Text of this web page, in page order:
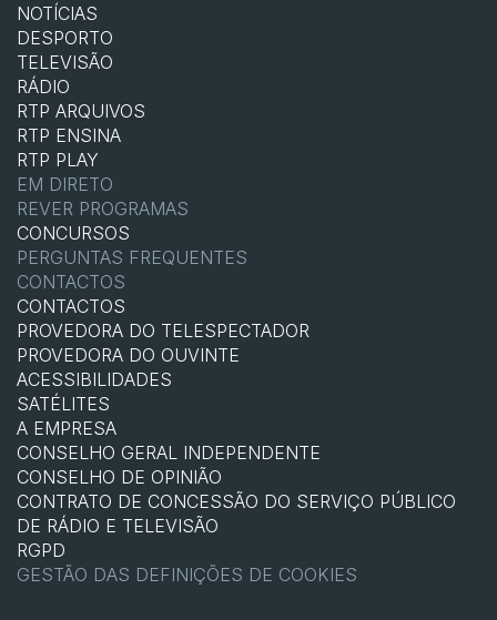
NOTÍCIAS
DESPORTO
TELEVISÃO
RÁDIO
RTP ARQUIVOS
RTP ENSINA
RTP PLAY
EM DIRETO
REVER PROGRAMAS
CONCURSOS
PERGUNTAS FREQUENTES
CONTACTOS
CONTACTOS
PROVEDORA DO TELESPECTADOR
PROVEDORA DO OUVINTE
ACESSIBILIDADES
SATÉLITES
A EMPRESA
CONSELHO GERAL INDEPENDENTE
CONSELHO DE OPINIÃO
CONTRATO DE CONCESSÃO DO SERVIÇO PÚBLICO
DE RÁDIO E TELEVISÃO
RGPD
GESTÃO DAS DEFINIÇÕES DE COOKIES